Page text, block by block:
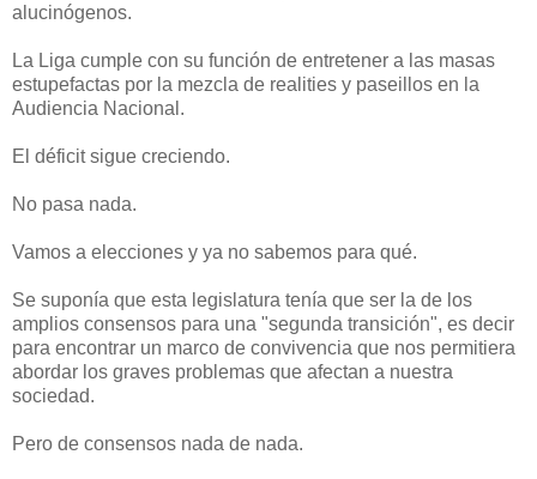
alucinógenos.
La Liga cumple con su función de entretener a las masas
estupefactas por la mezcla de realities y paseillos en la
Audiencia Nacional.
El déficit sigue creciendo.
No pasa nada.
Vamos a elecciones y ya no sabemos para qué.
Se suponía que esta legislatura tenía que ser la de los
amplios consensos para una "segunda transición", es decir
para encontrar un marco de convivencia que nos permitiera
abordar los graves problemas que afectan a nuestra
sociedad.
Pero de consensos nada de nada.